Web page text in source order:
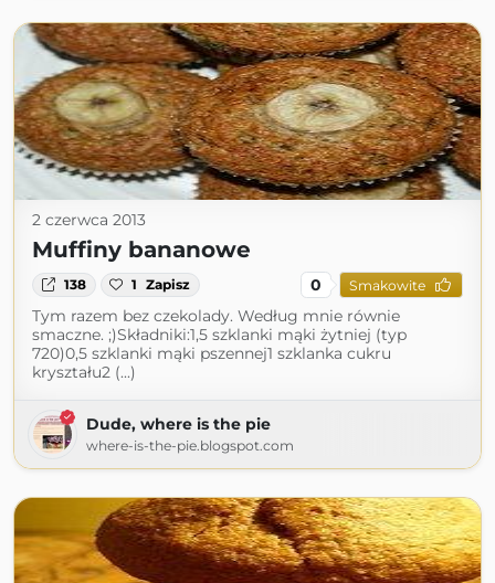
2 czerwca 2013
Muffiny bananowe
138 1 Zapisz 0 Smakowite
Tym razem bez czekolady. Według mnie równie
smaczne. ;)Składniki:1,5 szklanki mąki żytniej (typ
720)0,5 szklanki mąki pszennej1 szklanka cukru
kryształu2 (...)
Dude, where is the pie
where-is-the-pie.blogspot.com